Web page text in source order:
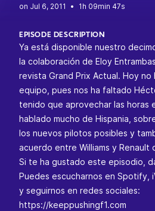
• 1h 09min 47s
EPISODE DESCRIPTION
Ya está disponible nuestro
la colaboración de Eloy
revista Grand Prix Actual. Hoy
equipo, pues nos ha faltado
tenido que aprovechar las horas
hablado mucho de Hispania,
los nuevos pilotos posibles y
acuerdo entre Williams y Renault
Si te ha gustado este episodio,
Puedes escucharnos en Spotify,
y seguirnos en redes sociales:
https://keeppushingf1.com